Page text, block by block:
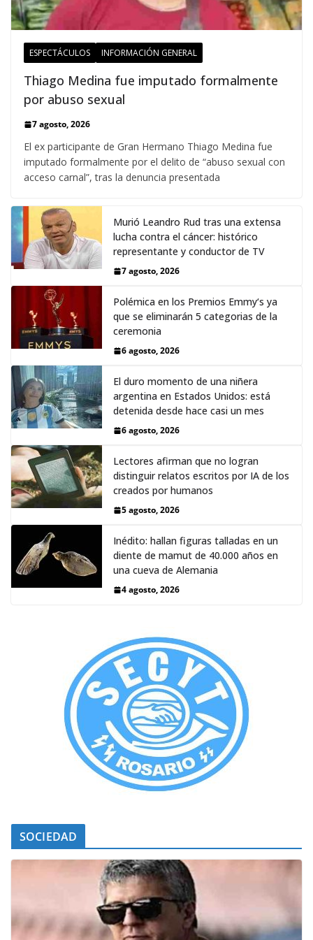
ESPECTÁCULOS INFORMACIÓN GENERAL
Thiago Medina fue imputado formalmente
por abuso sexual
7 agosto, 2026
El ex participante de Gran Hermano Thiago Medina fue
imputado formalmente por el delito de “abuso sexual con
acceso carnal”, tras la denuncia presentada
Murió Leandro Rud tras una extensa
lucha contra el cáncer: histórico
representante y conductor de TV
7 agosto, 2026
Polémica en los Premios Emmy‘s ya
que se eliminarán 5 categorias de la
ceremonia
6 agosto, 2026
El duro momento de una niñera
argentina en Estados Unidos: está
detenida desde hace casi un mes
6 agosto, 2026
Lectores afirman que no logran
distinguir relatos escritos por IA de los
creados por humanos
5 agosto, 2026
Inédito: hallan figuras talladas en un
diente de mamut de 40.000 años en
una cueva de Alemania
4 agosto, 2026
SOCIEDAD